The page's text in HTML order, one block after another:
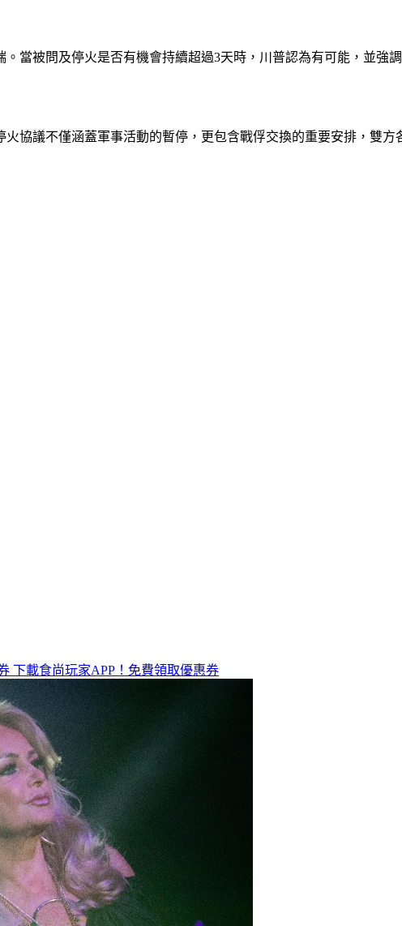
當被問及停火是否有機會持續超過3天時，川普認為有可能，並強
協議不僅涵蓋軍事活動的暫停，更包含戰俘交換的重要安排，雙方
下載食尚玩家APP！免費領取優惠券